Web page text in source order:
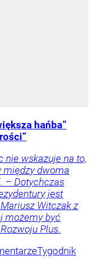
hańba”
nie wskazuje na to,
między dwoma
– Dotychczas
jest
Witczak z
możemy być
Plus.
Tygodnik